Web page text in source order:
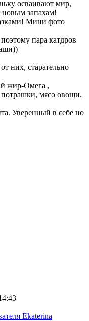
осваивают мир,
запахам!
Мини фото
пара катдров
них, старательно
жир-Омега ,
мясо овощи.
Уверенный в себе но
Ekaterina